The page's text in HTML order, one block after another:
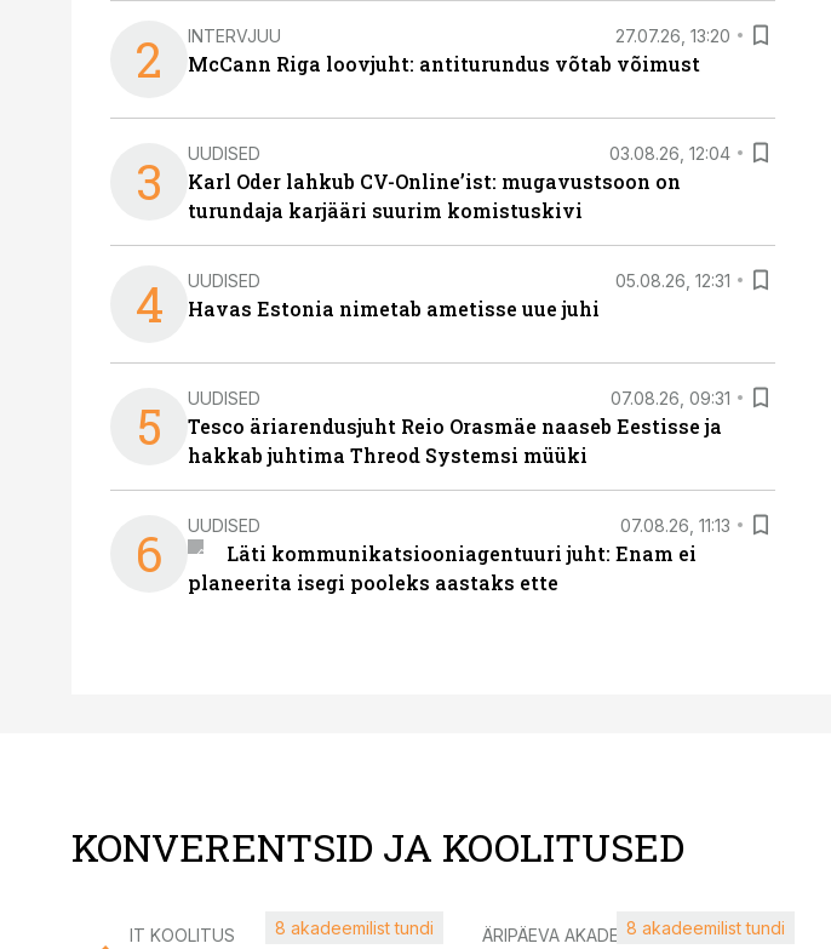
2 INTERVJUU 27.07.26, 13:20
McCann Riga loovjuht: antiturundus võtab võimust
3 UUDISED 03.08.26, 12:04
Karl Oder lahkub CV-Online’ist: mugavustsoon on
turundaja karjääri suurim komistuskivi
4 UUDISED 05.08.26, 12:31
Havas Estonia nimetab ametisse uue juhi
5 UUDISED 07.08.26, 09:31
Tesco äriarendusjuht Reio Orasmäe naaseb Eestisse ja
hakkab juhtima Threod Systemsi müüki
6 UUDISED 07.08.26, 11:13
Läti kommunikatsiooniagentuuri juht: Enam ei
planeerita isegi pooleks aastaks ette
KONVERENTSID JA KOOLITUSED
IT KOOLITUS 8 akadeemilist tundi ÄRIPÄEVA AKADEEMIA8 akadeemilist tundi